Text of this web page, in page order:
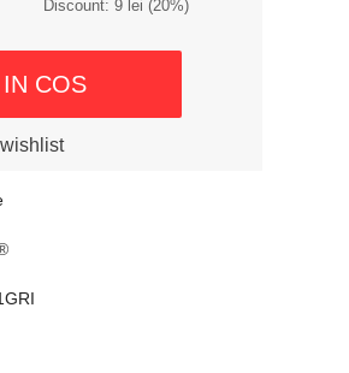
Discount: 9 lei (20%)
COS